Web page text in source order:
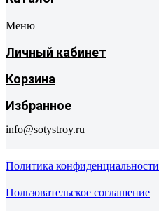
Меню
Личный кабинет
Корзина
Избранное
info@sotystroy.ru
Политика конфиденциальности
Пользовательское соглашение